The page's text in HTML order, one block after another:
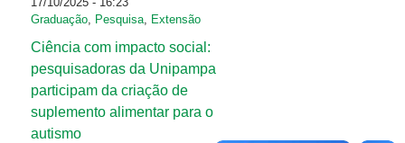
Graduação, Pesquisa, Extensão
Ciência com impacto social:
pesquisadoras da Unipampa
participam da criação de
suplemento alimentar para o
autismo